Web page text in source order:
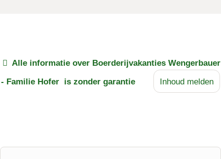
Alle informatie over Boerderijvakanties Wengerbauer
- Familie Hofer is zonder garantie Inhoud melden